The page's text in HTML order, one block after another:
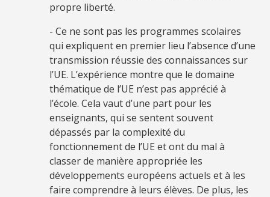
propre liberté.
- Ce ne sont pas les programmes scolaires
qui expliquent en premier lieu l’absence d’une
transmission réussie des connaissances sur
l’UE. L’expérience montre que le domaine
thématique de l’UE n’est pas apprécié à
l’école. Cela vaut d’une part pour les
enseignants, qui se sentent souvent
dépassés par la complexité du
fonctionnement de l’UE et ont du mal à
classer de manière appropriée les
développements européens actuels et à les
faire comprendre à leurs élèves. De plus, les